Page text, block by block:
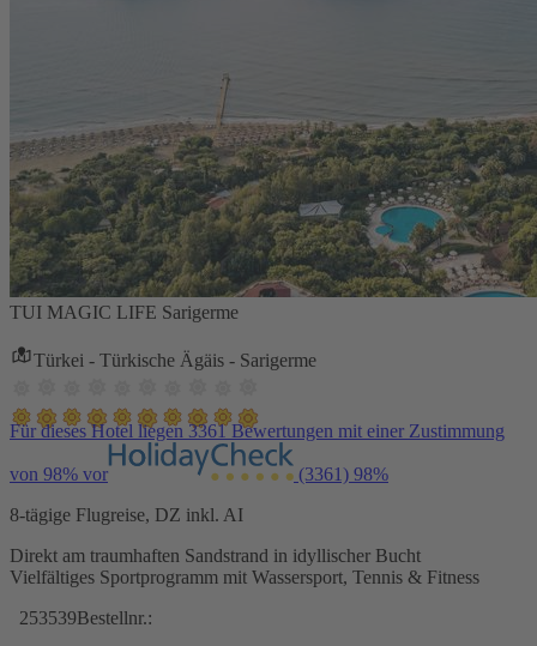
TUI MAGIC LIFE Sarigerme
Türkei - Türkische Ägäis - Sarigerme
Für dieses Hotel liegen 3361 Bewertungen mit einer Zustimmung
von 98% vor (3361) 98%
8-tägige Flugreise, DZ inkl. AI
Direkt am traumhaften Sandstrand in idyllischer Bucht
Vielfältiges Sportprogramm mit Wassersport, Tennis & Fitness
253539Bestellnr.: